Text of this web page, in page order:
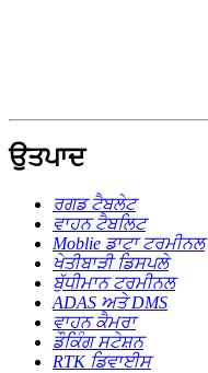
ਉਤਪਾਦ
ਰਗਡ ਟੈਬਲੇਟ
ਵਾਹਨ ਟੈਬਲਿਟ
Moblie ਡਾਟਾ ਟਰਮੀਨਲ
ਖੇਤੀਬਾੜੀ ਡਿਸਪਲੇ
ਬੁੱਧੀਮਾਨ ਟਰਮੀਨਲ
ADAS ਅਤੇ DMS
ਵਾਹਨ ਕੈਮਰਾ
ਡੌਕਿੰਗ ਸਟੇਸ਼ਨ
RTK ਡਿਵਾਈਸ